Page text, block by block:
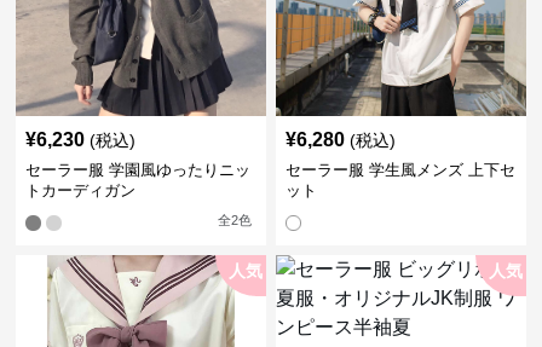
¥6,230 (税込)
セーラー服 学園風ゆったりニッ
トカーディガン
全2色
¥6,280 (税込)
セーラー服 学生風メンズ 上下セ
ット
人気 人気